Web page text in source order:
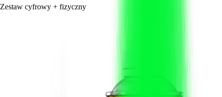
Zestaw cyfrowy + fizyczny